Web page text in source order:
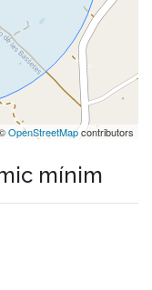
OpenStreetMapcontributors
mínim